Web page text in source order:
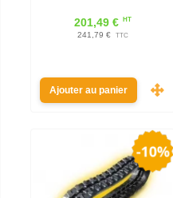
201,49 € HT
241,79 € TTC
Ajouter au panier